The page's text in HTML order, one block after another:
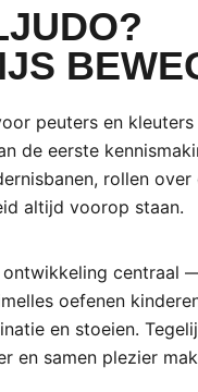
peuters en
de eerste
rollen
altijd voorop staan.
centraal
oefenen
en stoeien.
en samen plezier